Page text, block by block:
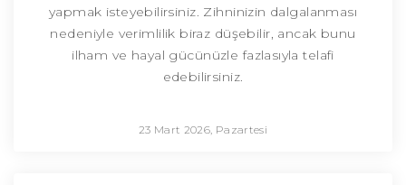
yapmak isteyebilirsiniz. Zihninizin dalgalanması
nedeniyle verimlilik biraz düşebilir, ancak bunu
ilham ve hayal gücünüzle fazlasıyla telafi
edebilirsiniz.
23 Mart 2026, Pazartesi